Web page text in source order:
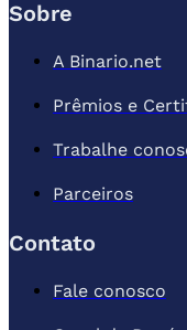
Sobre
A Binario.net
Prêmios e
Trabalhe
Parceiros
Contato
Fale conosco